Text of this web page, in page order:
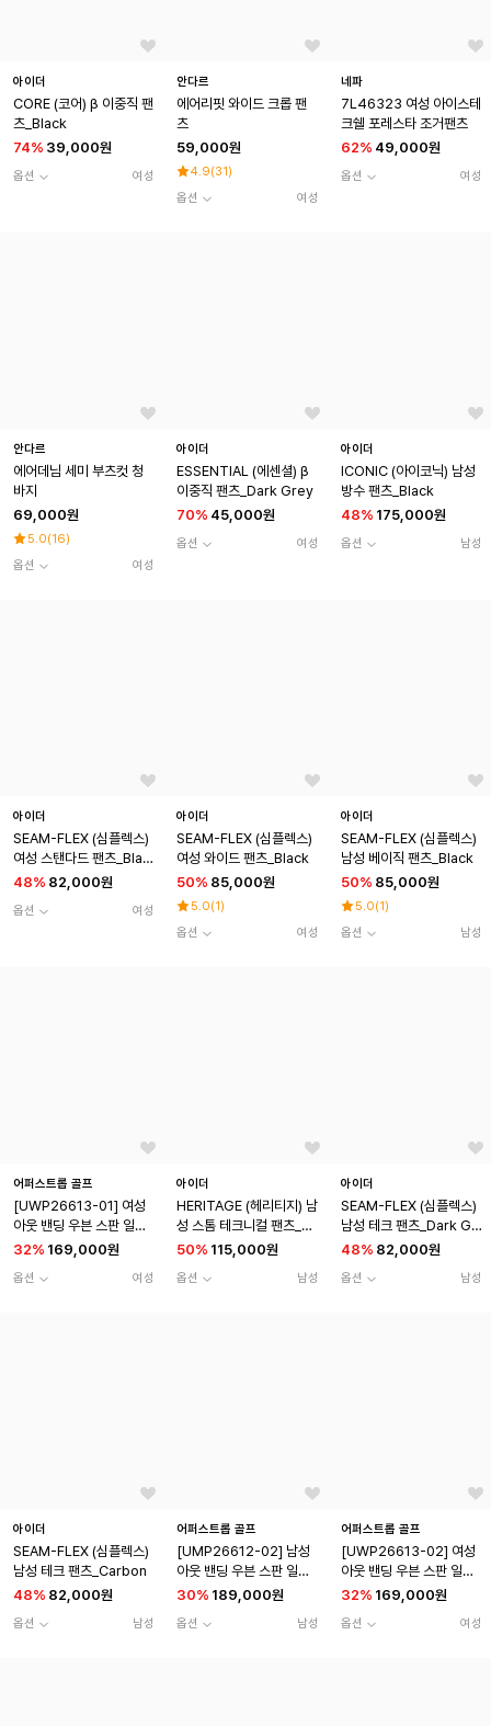
아이더
CORE (코어) β 이중직 팬
츠_Black
74% 39,000원
옵션 여성
안다르
에어리핏 와이드 크롭 팬
츠
59,000원
4.9(31)
옵션
여성
네파
7L46323 여성 아이스테
크쉘 포레스타 조거팬츠
62% 49,000원
옵션 여성
안다르
에어데님 세미 부츠컷 청
바지
69,000원
5.0(16)
옵션
여성
아이더
ESSENTIAL (에센셜) β
이중직 팬츠_Dark Grey
70% 45,000원
옵션 여성
아이더
ICONIC (아이코닉) 남성
방수 팬츠_Black
48% 175,000원
옵션 남성
아이더
SEAM-FLEX (심플렉스)
여성 스탠다드 팬츠_Blac
k
48% 82,000원
옵션 여성
아이더
SEAM-FLEX (심플렉스)
여성 와이드 팬츠_Black
50% 85,000원
5.0(1)
옵션
여성
아이더
SEAM-FLEX (심플렉스)
남성 베이직 팬츠_Black
50% 85,000원
5.0(1)
옵션
남성
어퍼스트롭 골프
[UWP26613-01] 여성
아웃 밴딩 우븐 스판 일자
팬츠 블랙
32% 169,000원
옵션 여성
아이더
HERITAGE (헤리티지) 남
성 스톰 테크니컬 팬츠_D
ark Grey
50% 115,000원
옵션 남성
아이더
SEAM-FLEX (심플렉스)
남성 테크 팬츠_Dark Gr
ey
48% 82,000원
옵션 남성
아이더
SEAM-FLEX (심플렉스)
남성 테크 팬츠_Carbon
48% 82,000원
옵션 남성
어퍼스트롭 골프
[UMP26612-02] 남성
아웃 밴딩 우븐 스판 일자
팬츠 네이비
30% 189,000원
옵션 남성
어퍼스트롭 골프
[UWP26613-02] 여성
아웃 밴딩 우븐 스판 일자
팬츠 네이비
32% 169,000원
옵션 여성